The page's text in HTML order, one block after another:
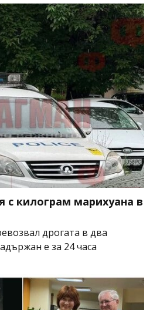
с килограм марихуана в
дрогата в два
е за 24 часа